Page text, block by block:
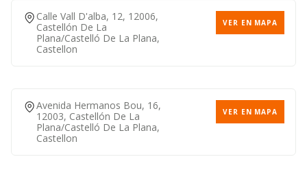
Calle Vall D'alba, 12, 12006,
Castellón De La
Plana/castelló De La Plana,
Castellon
VER EN MAPA
Avenida Hermanos Bou, 16,
12003, Castellón De La
Plana/castelló De La Plana,
Castellon
VER EN MAPA